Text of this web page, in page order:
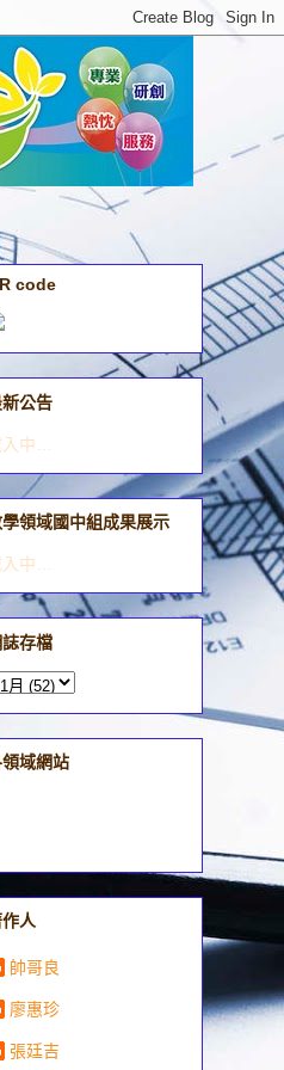
code
公告
中…
領域國中組成果展示
中…
存檔
域網站
人
帥哥良
廖惠珍
張廷吉